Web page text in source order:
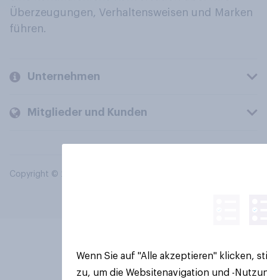
Überzeugungen, Verhaltensweisen und Marken
führen.
Unternehmen
Mitglieder und Kunden
Copyright © 2026 YouGov PLC. Alle Rechte vorbehalten.
Wenn Sie auf "Alle akzeptieren" klicken,
zu, um die Websitenavigation und -